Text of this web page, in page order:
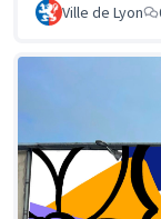
Ville de Lyon